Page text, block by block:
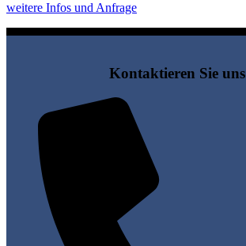
weitere Infos und Anfrage
Kontaktieren Sie uns